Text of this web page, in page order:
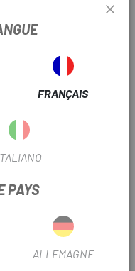
des composants
plus que la Rapide
FRANÇAIS
PAYS
ALLEMAGNE